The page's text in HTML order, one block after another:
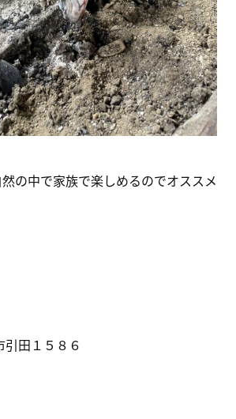
の中で家族で楽しめるのでオススメ
田１５８６